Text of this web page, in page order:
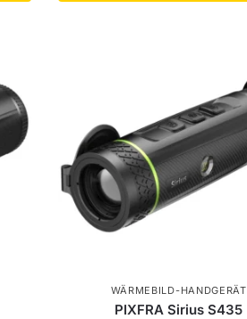
WÄRMEBILD-HANDGERÄT
PIXFRA Sirius S435